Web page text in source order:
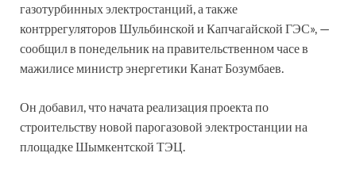
газотурбинных электростанций, а также
контррегуляторов Шульбинской и Капчагайской ГЭС», —
сообщил в понедельник на правительственном часе в
мажилисе министр энергетики Канат Бозумбаев.
Он добавил, что начата реализация проекта по
строительству новой парогазовой электростанции на
площадке Шымкентской ТЭЦ.